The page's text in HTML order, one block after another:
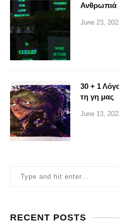
Ανθρωπιά
June 23,
30 + 1
τη γη μας
June 13,
RECENT POSTS